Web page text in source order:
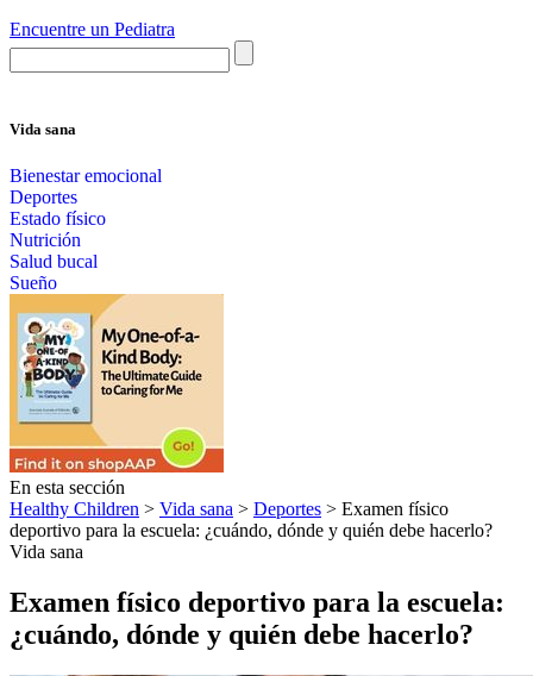
Encuentre un Pediatra
Vida sana
Bienestar emocional
Deportes
Estado físico
Nutrición
Salud bucal
Sueño
En esta sección
Healthy Children > Vida sana > Deportes > Examen físico
deportivo para la escuela: ¿cuándo, dónde y quién debe hacerlo?
Vida sana
Examen físico deportivo para la escuela:
¿cuándo, dónde y quién debe hacerlo?